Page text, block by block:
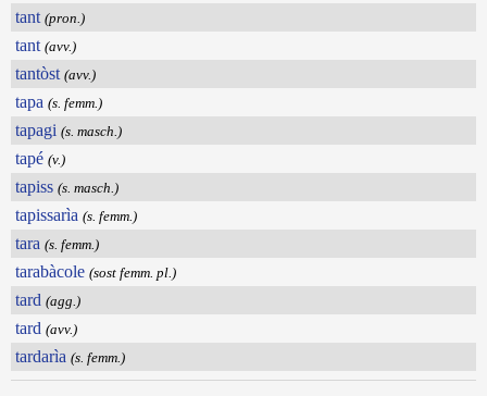
tant (pron.)
tant (avv.)
tantòst (avv.)
tapa (s. femm.)
tapagi (s. masch.)
tapé (v.)
tapiss (s. masch.)
tapissarìa (s. femm.)
tara (s. femm.)
tarabàcole (sost femm. pl.)
tard (agg.)
tard (avv.)
tardarìa (s. femm.)